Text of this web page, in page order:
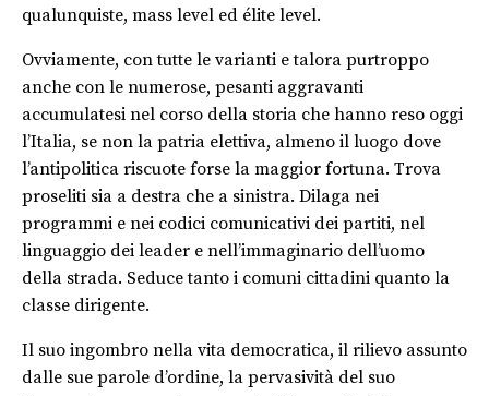
qualunquiste, mass level ed élite level.
Ovviamente, con tutte le varianti e talora purtroppo
anche con le numerose, pesanti aggravanti
accumulatesi nel corso della storia che hanno reso oggi
l’Italia, se non la patria elettiva, almeno il luogo dove
l’antipolitica riscuote forse la maggior fortuna. Trova
proseliti sia a destra che a sinistra. Dilaga nei
programmi e nei codici comunicativi dei partiti, nel
linguaggio dei leader e nell’immaginario dell’uomo
della strada. Seduce tanto i comuni cittadini quanto la
classe dirigente.
Il suo ingombro nella vita democratica, il rilievo assunto
dalle sue parole d’ordine, la pervasività del suo